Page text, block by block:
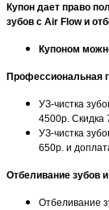
Купон дает право
зубов с Air Flow и
Купоном
Профессиональная
УЗ-чистка
4500р. Скидка
УЗ-чистка
650р. и
Отбеливание зубов
Отбеливание